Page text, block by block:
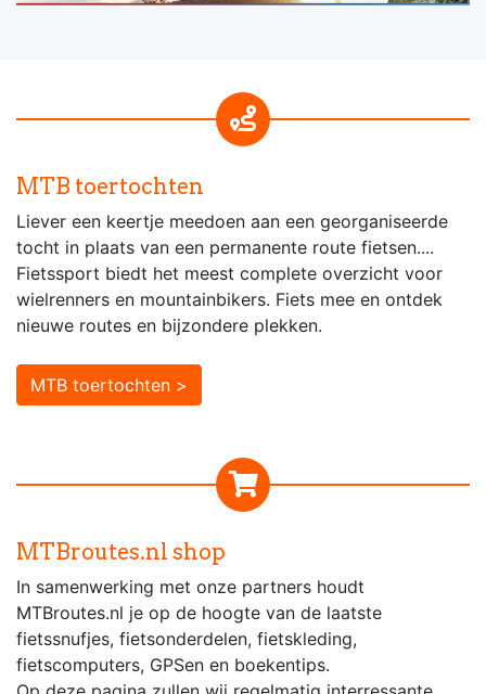
MTB toertochten
Liever een keertje meedoen aan een georganiseerde
tocht in plaats van een permanente route fietsen....
Fietssport biedt het meest complete overzicht voor
wielrenners en mountainbikers. Fiets mee en ontdek
nieuwe routes en bijzondere plekken.
MTB toertochten >
MTBroutes.nl shop
In samenwerking met onze partners houdt
MTBroutes.nl je op de hoogte van de laatste
fietssnufjes, fietsonderdelen, fietskleding,
fietscomputers, GPSen en boekentips.